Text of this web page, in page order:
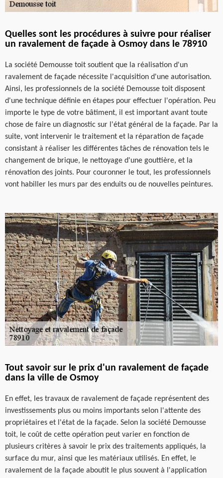
Quelles sont les procédures à suivre pour réaliser
un ravalement de façade à Osmoy dans le 78910
La société Demousse toit soutient que la réalisation d'un
ravalement de façade nécessite l'acquisition d'une autorisation.
Ainsi, les professionnels de la société Demousse toit disposent
d'une technique définie en étapes pour effectuer l'opération. Peu
importe le type de votre bâtiment, il est important avant toute
chose de faire un diagnostic sur l'état général de la façade. Par la
suite, vont intervenir le traitement et la réparation de façade
consistant à réaliser les différentes tâches de rénovation tels le
changement de brique, le nettoyage d'une gouttière, et la
rénovation des joints. Pour couronner le tout, les professionnels
vont habiller les murs par des enduits ou de nouvelles peintures.
Tout savoir sur le prix d'un ravalement de façade
dans la ville de Osmoy
En effet, les travaux de ravalement de façade représentent des
investissements plus ou moins importants selon l'attente des
propriétaires et l'état de la façade. Selon la société Demousse
toit, le coût de cette opération peut varier en fonction de
plusieurs critères à savoir le prix des traitements appliqués, la
surface du mur, ainsi que les matériaux utilisés. En effet, le
ravalement de la façade aboutit le plus souvent à l'application